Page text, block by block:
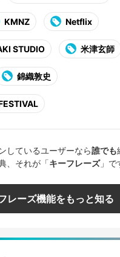
KMNZ Netflix
STUDIO 米津玄師
錦織敦史
しているユーザーなら誰でも
、それが「キーフレーズ」で
レーズ機能をもっと知る